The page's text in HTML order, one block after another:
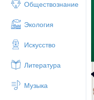
Обществознание
Экология
Искусство
Литература
Музыка